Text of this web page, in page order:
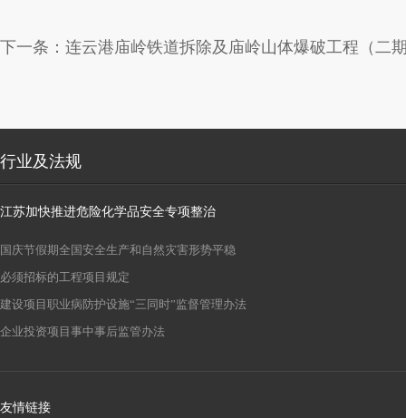
下一条： 连云港庙岭铁道拆除及庙岭山体爆破工程（二
行业及法规
江苏加快推进危险化学品安全专项整治
国庆节假期全国安全生产和自然灾害形势平稳
必须招标的工程项目规定
建设项目职业病防护设施“三同时”监督管理办法
企业投资项目事中事后监管办法
友情链接